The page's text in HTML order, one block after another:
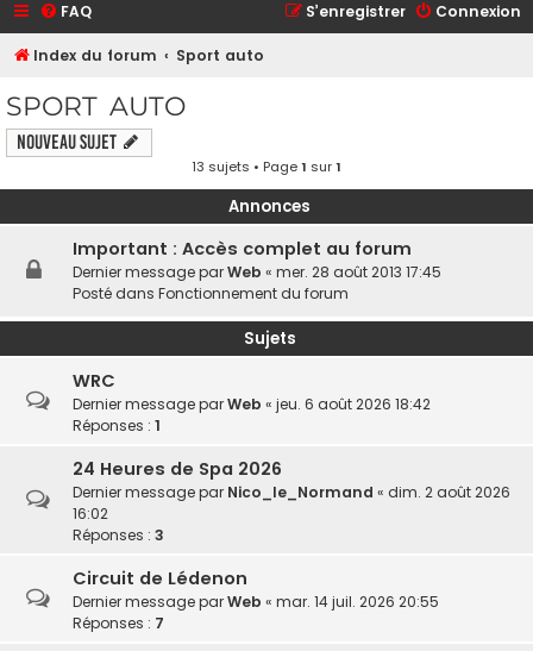
FAQ Connexion
S’enregistrer
Index du forum Sport auto
SPORT AUTO
Nouveau sujet
13 sujets • Page1 sur1
Annonces
Important : Accès complet au forum
Dernier message parWeb « mer. 28 août 2013 17:45
Posté dans Fonctionnement du forum
Sujets
WRC
Dernier message parWeb « jeu. 6 août 2026 18:42
Réponses : 1
24 Heures de Spa 2026
Dernier message par Nico_le_Normand « dim. 2 août 2026
16:02
Réponses : 3
Circuit de Lédenon
Dernier message parWeb « mar. 14 juil. 2026 20:55
Réponses : 7